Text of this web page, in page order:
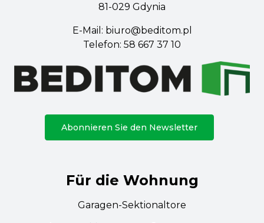
81-029 Gdynia
E-Mail: biuro@beditom.pl
Telefon: 58 667 37 10
Abonnieren Sie den Newsletter
Für die Wohnung
Garagen-Sektionaltore